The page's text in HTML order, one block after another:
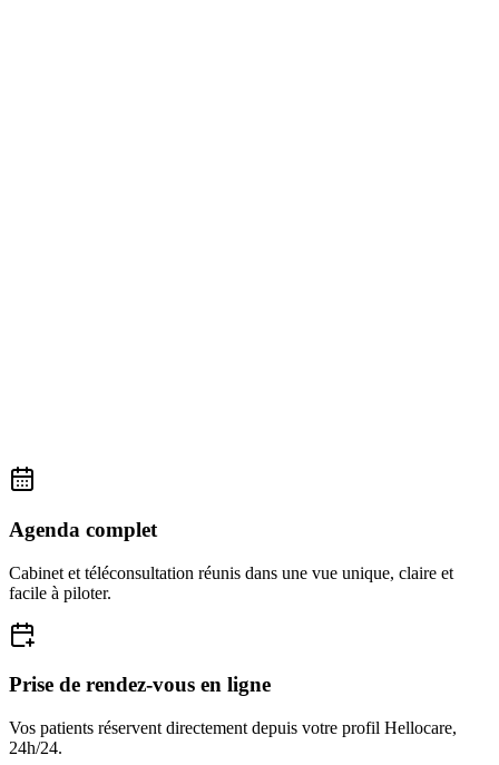
Agenda complet
Cabinet et téléconsultation réunis dans une vue unique, claire et
facile à piloter.
Prise de rendez-vous en ligne
Vos patients réservent directement depuis votre profil Hellocare,
24h/24.